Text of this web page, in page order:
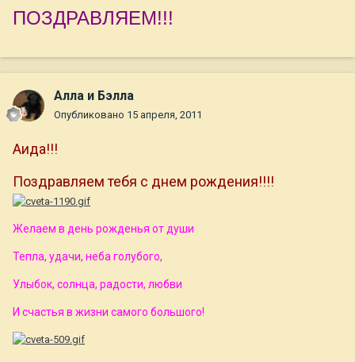
ПОЗДРАВЛЯЕМ!!!
Алла и Бэлла
Опубликовано 15 апреля, 2011
Аида!!!
Поздравляем тебя с днем рождения!!!!
Желаем в день рожденья от души
Тепла, удачи, неба голубого,
Улыбок, солнца, радости, любви
И счастья в жизни самого большого!